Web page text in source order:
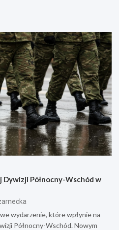
Północny-Wschód w
wydarzenie, które wpłynie na
Północny-Wschód. Nowym